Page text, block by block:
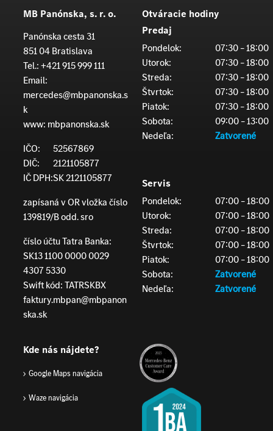
MB Panónska, s. r. o.
Panónska cesta 31
851 04 Bratislava
Tel.:+421 915 999 111
Email:
mercedes@mbpanonska.s
k
www: mbpanonska.sk
IČO:
52567869
DIČ:
2121105877
IČ DPH:SK 2121105877
zapísaná v OR vložka číslo
139819/B odd. sro
číslo účtu Tatra Banka:
SK13 1100 0000 0029
4307 5330
Swift kód: TATRSKBX
faktury.mbpan@mbpanon
ska.sk
Otváracie hodiny
Predaj
Pondelok:
07:30 – 18:00
Utorok:
07:30 – 18:00
Streda:
07:30 – 18:00
Štvrtok:
07:30 – 18:00
Piatok:
07:30 – 18:00
Sobota:
09:00 – 13:00
Nedeľa:
Zatvorené
Servis
Pondelok:
07:00 – 18:00
Utorok:
07:00 – 18:00
Streda:
07:00 – 18:00
Štvrtok:
07:00 – 18:00
Piatok:
07:00 – 18:00
Sobota:
Zatvorené
Nedeľa:
Zatvorené
Kde nás nájdete?
Google Maps navigácia
Waze navigácia